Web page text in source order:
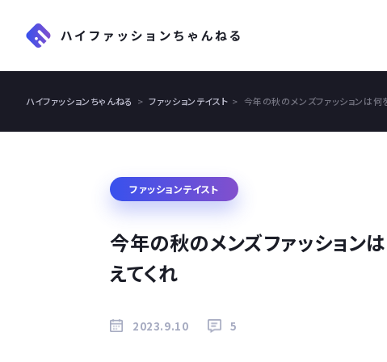
ハイファッションちゃんねる ファッションテイスト 今年の秋のメンズファッションは何
ファッションテイスト
今年の秋のメンズファッション
えてくれ
2023.9.10 5